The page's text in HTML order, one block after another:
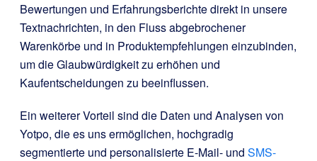
Bewertungen und Erfahrungsberichte direkt in unsere
Textnachrichten, in den Fluss abgebrochener
Warenkörbe und in Produktempfehlungen einzubinden,
um die Glaubwürdigkeit zu erhöhen und
Kaufentscheidungen zu beeinflussen.
Ein weiterer Vorteil sind die Daten und Analysen von
Yotpo, die es uns ermöglichen, hochgradig
segmentierte und personalisierte E-Mail- und SMS-